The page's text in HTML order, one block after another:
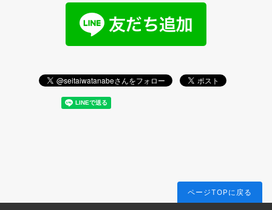
ページTOPに戻る